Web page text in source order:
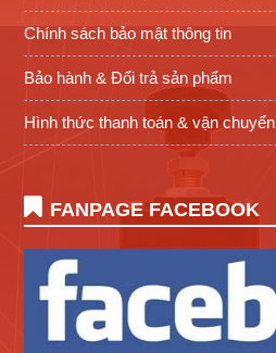
Chính sách bảo mật thông tin
Bảo hành & Đổi trả sản phẩm
Hình thức thanh toán & vận chuyển
FANPAGE FACEBOOK